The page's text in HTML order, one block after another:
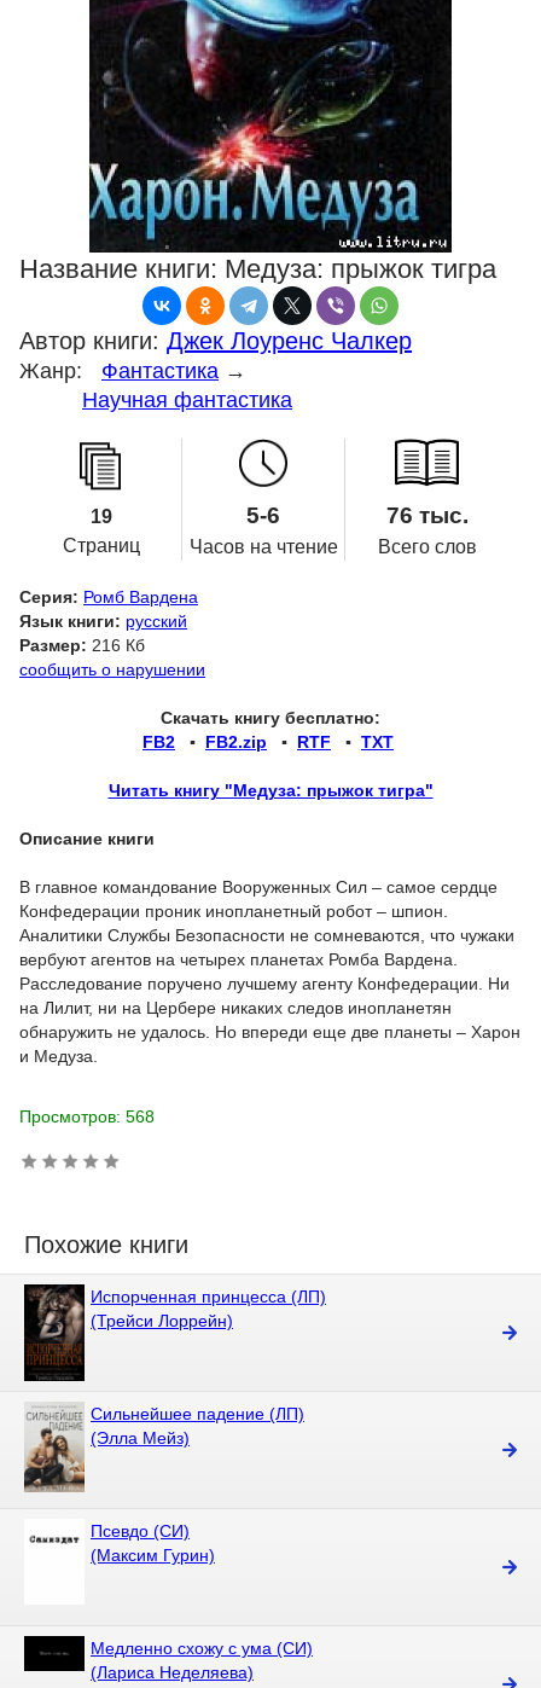
Название книги: Медуза: прыжок тигра
Автор книги: Джек Лоуренс Чалкер
Жанр: Фантастика →
Научная фантастика
19
Страниц
5-6
Часов на чтение
76 тыс.
Всего слов
Серия: Ромб Вардена
Язык книги: русский
Размер: 216 Кб
сообщить о нарушении
Скачать книгу бесплатно:
FB2 ▪ FB2.zip ▪ RTF ▪ TXT
Читать книгу "Медуза: прыжок тигра"
Описание книги
В главное командование Вооруженных Сил – самое сердце
Конфедерации проник инопланетный робот – шпион.
Аналитики Службы Безопасности не сомневаются, что чужаки
вербуют агентов на четырех планетах Ромба Вардена.
Расследование поручено лучшему агенту Конфедерации. Ни
на Лилит, ни на Цербере никаких следов инопланетян
обнаружить не удалось. Но впереди еще две планеты – Харон
и Медуза.
Просмотров: 568
Похожие книги
Испорченная принцесса (ЛП)
(Трейси Лоррейн)
Сильнейшее падение (ЛП)
(Элла Мейз)
Псевдо (СИ)
(Максим Гурин)
Медленно схожу с ума (СИ)
(Лариса Неделяева)